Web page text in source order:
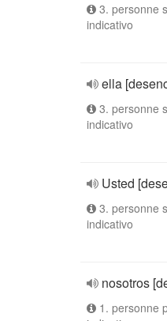
3. personne
indicativo
ella
3. personne
indicativo
Usted
3. personne
indicativo
nosotros
1. personne